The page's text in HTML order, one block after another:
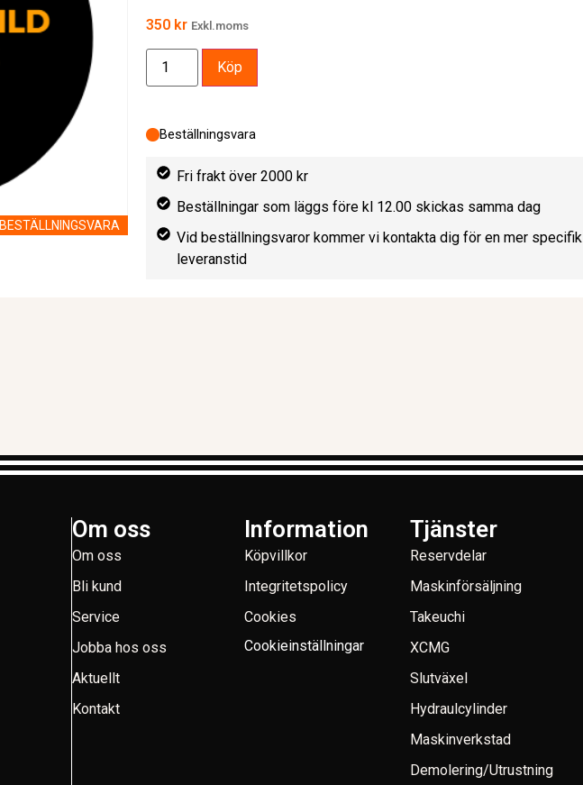
BESTÄLLNINGSVARA
350 kr Exkl.moms
Beställningsvara
Köp
Fri frakt över 2000 kr
Beställningar som läggs före kl 12.00 skickas samma dag
Vid beställningsvaror kommer vi kontakta dig för en mer specifik
leveranstid
Om oss
Om oss
Bli kund
Service
Jobba hos oss
Aktuellt
Kontakt
Information
Köpvillkor
Integritetspolicy
Cookies
Cookieinställningar
Tjänster
Reservdelar
Maskinförsäljning
Takeuchi
XCMG
Slutväxel
Hydraulcylinder
Maskinverkstad
Demolering/Utrustning